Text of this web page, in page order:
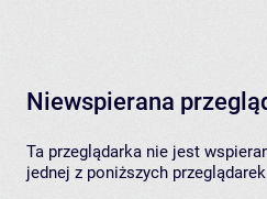
Niewspierana
Ta przeglądarka nie jest
jednej z poniższych